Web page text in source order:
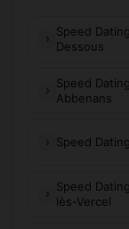
Speed
Dessous
Speed Dating
Abbenans
Speed
Speed
lès-Vercel